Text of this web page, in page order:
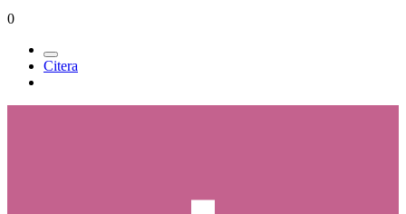
0
Citera